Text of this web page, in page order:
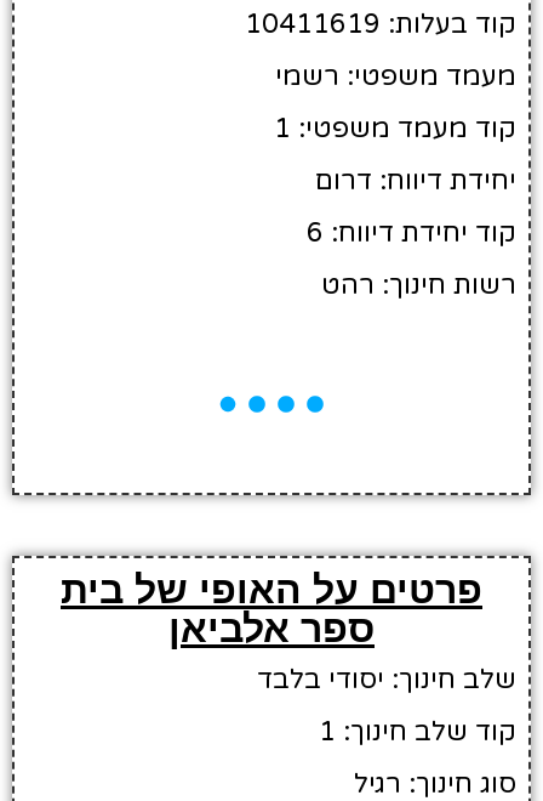
קוד בעלות: 10411619
מעמד משפטי: רשמי
קוד מעמד משפטי: 1
יחידת דיווח: דרום
קוד יחידת דיווח: 6
רשות חינוך: רהט
פרטים על האופי של בית
ספר אלביאן
שלב חינוך: יסודי בלבד
קוד שלב חינוך: 1
סוג חינוך: רגיל